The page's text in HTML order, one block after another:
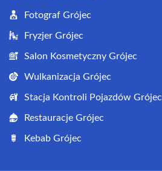
Fotograf Grójec
Fryzjer Grójec
Salon Kosmetyczny Grójec
Wulkanizacja Grójec
Stacja Kontroli Pojazdów Grójec
Restauracje Grójec
Kebab Grójec